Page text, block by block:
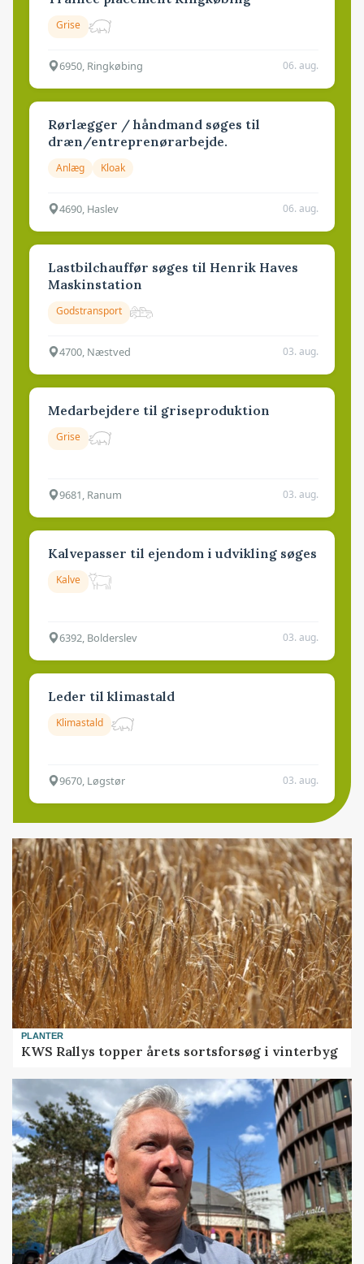
Grise
6950, Ringkøbing 06. aug.
Rørlægger / håndmand søges til
dræn/entreprenørarbejde.
Anlæg Kloak
4690, Haslev 06. aug.
Lastbilchauffør søges til Henrik Haves
Maskinstation
Godstransport
4700, Næstved 03. aug.
Medarbejdere til griseproduktion
Grise
9681, Ranum 03. aug.
Kalvepasser til ejendom i udvikling søges
Kalve
6392, Bolderslev 03. aug.
Leder til klimastald
Klimastald
9670, Løgstør 03. aug.
PLANTER
KWS Rallys topper årets sortsforsøg i vinterbyg